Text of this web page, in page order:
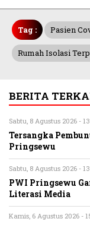
Tag : Pasien
Rumah Isolasi
BERITA
Sabtu, 8 Agustus 2026 -
Tersangka
Pringsewu
Sabtu, 8 Agustus 2026 -
PWI Pringsewu
Literasi Media
Kamis, 6 Agustus 2026 -